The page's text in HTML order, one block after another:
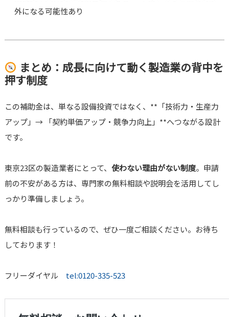
外になる可能性あり
まとめ：成長に向けて動く製造業の背中を
押す制度
この補助金は、単なる設備投資ではなく、**「技術力・生産力
アップ」→ 「契約単価アップ・競争力向上」**へつながる設計
です。
東京23区の製造業者にとって、 使わない理由がない制度。申請
前の不安がある方は、専門家の無料相談や説明会を活用してし
っかり準備しましょう。
無料相談も行っているので、ぜひ一度ご相談ください。お待ち
しております！
フリーダイヤル tel:0120-335-523